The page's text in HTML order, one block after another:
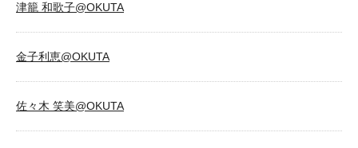
津籠 和歌子@OKUTA
金子利恵@OKUTA
佐々木 笑美@OKUTA